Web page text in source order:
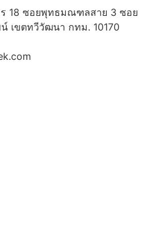
18 ซอยพุทธมณฑลสาย 3 ซอย
เขตทวีวัฒนา กทม. 10170